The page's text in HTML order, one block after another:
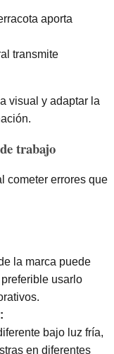
aporta
transmite
visual y adaptar la
trabajo
cometer errores que
la marca puede
usarlo
bajo luz fría,
en diferentes